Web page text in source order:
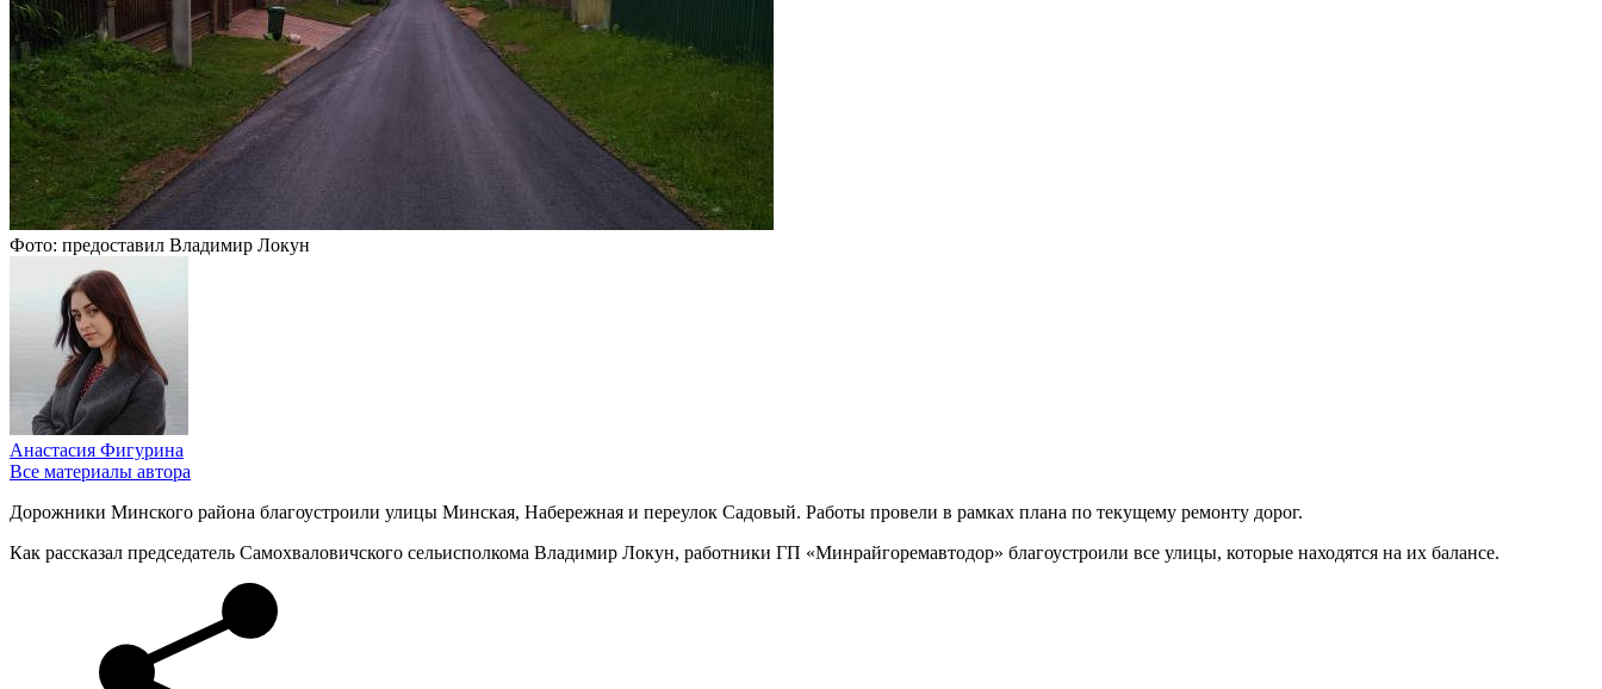
Фото: предоставил Владимир Локун
Анастасия Фигурина
Все материалы автора
Дорожники Минского района благоустроили улицы Минская, Набережная и переулок Садовый. Работы провели в рамках плана по текущему ремонту дорог.
Как рассказал председатель Самохваловичского сельисполкома Владимир Локун, работники ГП «Минрайгоремавтодор» благоустроили все улицы, которые находятся на их балансе.